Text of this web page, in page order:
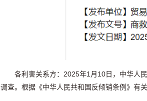
各利害关系方：2025年1月10日，中华人
调查。根据《中华人民共和国反倾销条例》有